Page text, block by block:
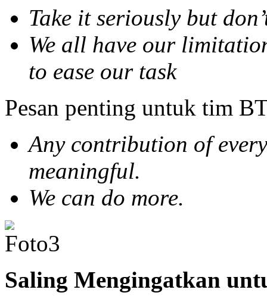
Take it seriously but
We all have our
to ease our task
Pesan penting untuk tim
Any contribution of
meaningful.
We can do more.
Saling Mengingatkan